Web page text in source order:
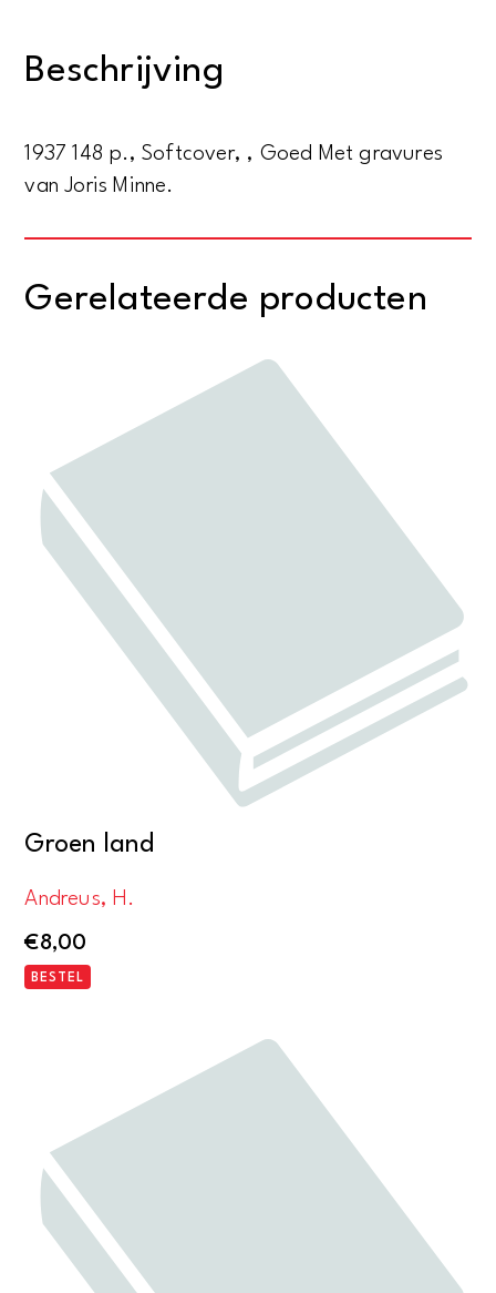
Beschrijving
1937 148 p., Softcover, , Goed Met gravures
van Joris Minne.
Gerelateerde producten
Groen land
Andreus, H.
€8,00
BESTEL